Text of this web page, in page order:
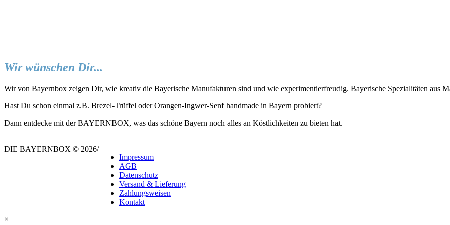
Wir wünschen Dir...
Wir von Bayernbox zeigen Dir, wie kreativ die Bayerische Manufakturen sind und wie experimentierfreudig. Bayerische Spezialitäten aus
Hast Du schon einmal z.B. Brezel-Trüffel oder Orangen-Ingwer-Senf handmade in Bayern probiert?
Dann entdecke mit der BAYERNBOX, was das schöne Bayern noch alles an Köstlichkeiten zu bieten hat.
DIE BAYERNBOX © 2026/
Impressum
AGB
Datenschutz
Versand & Lieferung
Zahlungsweisen
Kontakt
×